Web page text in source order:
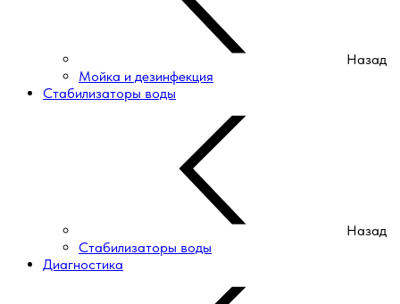
Назад
Мойка и дезинфекция
Стабилизаторы воды
Назад
Стабилизаторы воды
Диагностика